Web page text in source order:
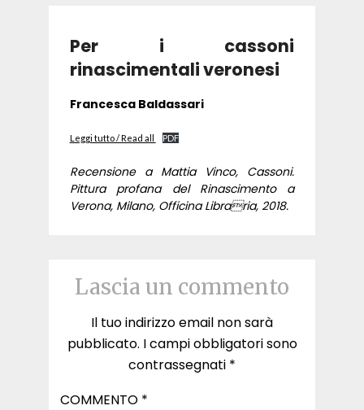
Per i cassoni
rinascimentali veronesi
Francesca Baldassari
Leggi tutto / Read all PDF
Recensione a Mattia Vinco, Cassoni.
Pittura profana del Rinascimento a
Verona, Milano, Officina Libraria, 2018.
Lascia un commento
Il tuo indirizzo email non sarà
pubblicato. I campi obbligatori sono
contrassegnati *
COMMENTO *